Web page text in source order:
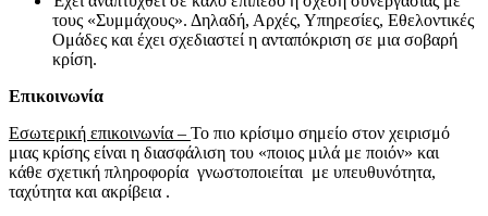
τους «Συμμάχους». Δηλαδή, Αρχές, Υπηρεσίες, Εθελοντικές
Ομάδες και έχει σχεδιαστεί η ανταπόκριση σε μια σοβαρή
κρίση.
Επικοινωνία
Εσωτερική επικοινωνία – Το πιο κρίσιμο σημείο στον χειρισμό
μιας κρίσης είναι η διασφάλιση του «ποιος μιλά με ποιόν» και
κάθε σχετική πληροφορία γνωστοποιείται με υπευθυνότητα,
ταχύτητα και ακρίβεια .